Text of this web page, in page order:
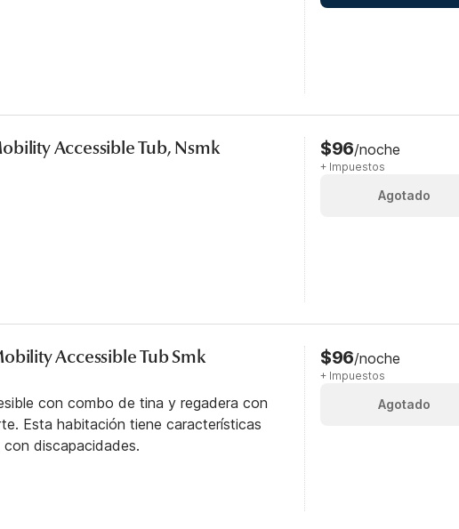
Accessible Tub, Nsmk $96/noche
+ Impuestos
Agotado
Accessible Tub Smk
con combo de tina y regadera con
Esta habitación tiene características
con discapacidades.
$96/noche
+ Impuestos
Agotado